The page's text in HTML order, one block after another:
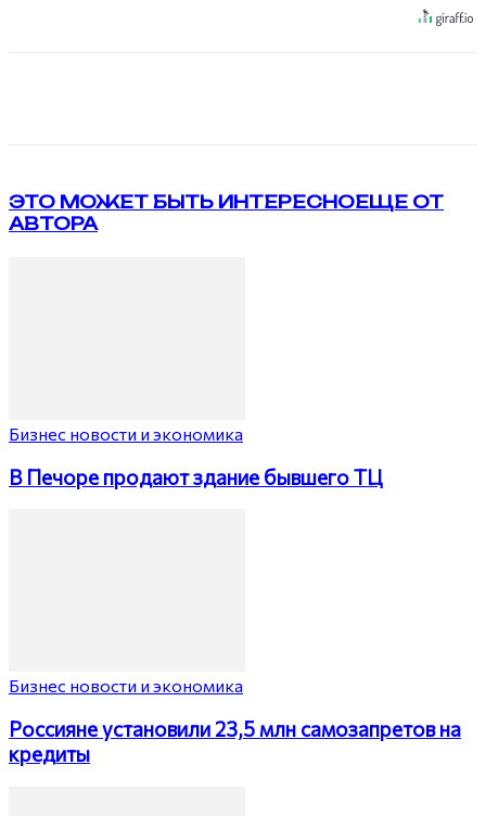
ЭТО МОЖЕТ БЫТЬ ИНТЕРЕСНОЕЩЕ ОТ
АВТОРА
Бизнес новости и экономика
В Печоре продают здание бывшего ТЦ
Бизнес новости и экономика
Россияне установили 23,5 млн самозапретов на
кредиты